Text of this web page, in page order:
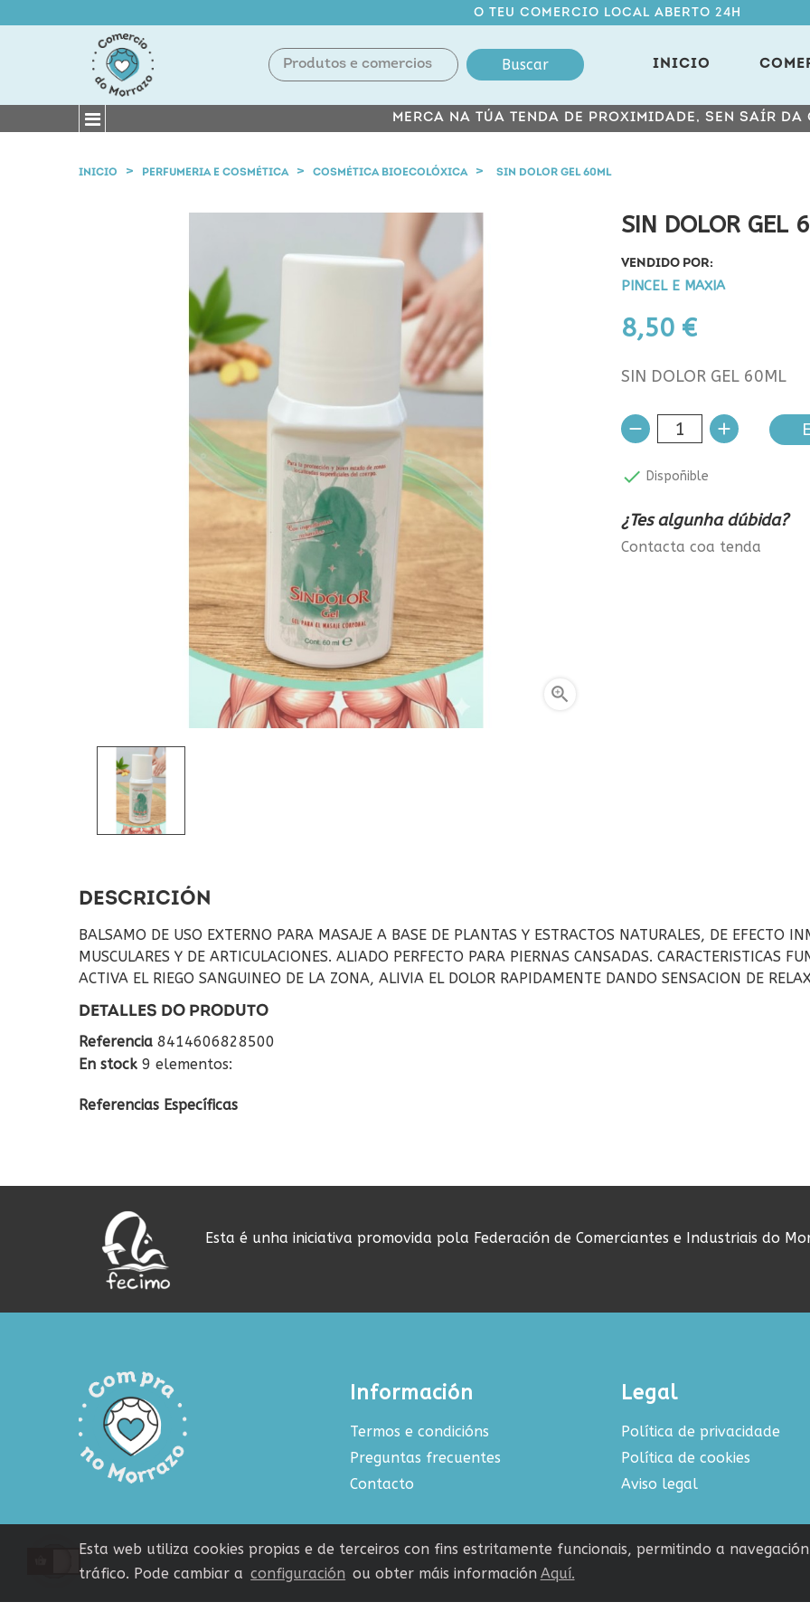
O TEU COMERCIO LOCAL ABERTO 24H
Buscar INICIO
MERCA NA TÚA TENDA DE PROXIMIDADE, SEN SAÍR DA
INICIO PERFUMERIA E COSMÉTICA COSMÉTICA BIOECOLÓXICA SIN DOLOR GEL 60ML

SIN DOLOR GEL
VENDIDO POR:
PINCEL E MAXIA
8,50 €
SIN DOLOR GEL 60ML
 Dispoñible
¿Tes algunha dúbida?
Contacta coa tenda
DESCRICIÓN
BALSAMO DE USO EXTERNO PARA MASAJE A BASE DE PLANTAS Y ESTRACTOS NATURALES, DE EFECTO
MUSCULARES Y DE ARTICULACIONES. ALIADO PERFECTO PARA PIERNAS CANSADAS. CARACTERISTICAS
ACTIVA EL RIEGO SANGUINEO DE LA ZONA, ALIVIA EL DOLOR RAPIDAMENTE DANDO SENSACION DE
DETALLES DO PRODUTO
Referencia 8414606828500
En stock 9 elementos:
Referencias Específicas
Esta é unha iniciativa promovida pola Federación de Comerciantes e Industriais do
Información
Termos e condicións
Preguntas frecuentes
Contacto
Legal
Política de privacidade
Política de cookies
Aviso legal
Esta web utiliza cookies propias e de terceiros con fins estritamente funcionais, permitindo a
tráfico. Pode cambiar a configuración ou obter máis información Aquí.